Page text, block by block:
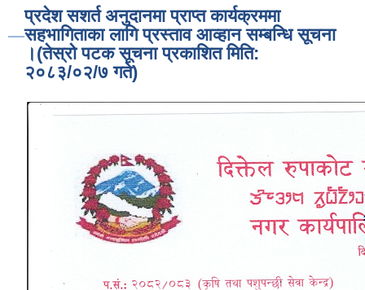
प्रदेश सशर्त अनुदानमा प्राप्त कार्यक्रममा
सहभागिताका लागि प्रस्ताव आव्हान सम्बन्धि सूचना
।(तेस्रो पटक सूचना प्रकाशित मिति:
२०८३/०२/७ गते)